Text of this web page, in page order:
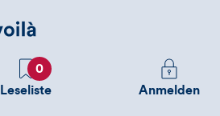
Favoriten
0
Leseliste
Melden
Sie
Anmelden